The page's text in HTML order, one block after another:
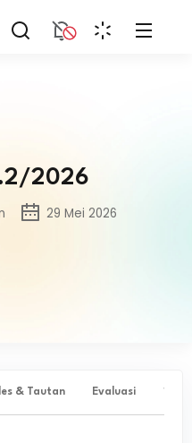
2026
29 Mei 2026
& Tautan Evaluasi ✨